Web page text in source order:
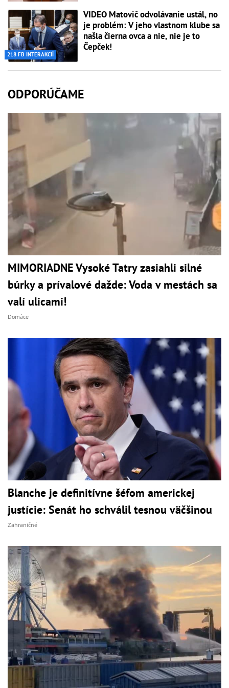
218 FB INTERAKCIÍ
VIDEO Matovič odvolávanie ustál, no
je problém: V jeho vlastnom klube sa
našla čierna ovca a nie, nie je to
Čepček!
ODPORÚČAME
MIMORIADNE Vysoké Tatry zasiahli silné
búrky a prívalové dažde: Voda v mestách sa
valí ulicami!
Domáce
Blanche je definitívne šéfom americkej
justície: Senát ho schválil tesnou väčšinou
Zahraničné